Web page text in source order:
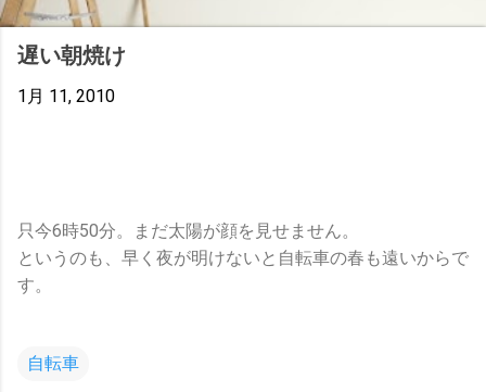
遅い朝焼け
1月 11, 2010
只今6時50分。まだ太陽が顔を見せません。
というのも、早く夜が明けないと自転車の春も遠いからで
す。
自転車